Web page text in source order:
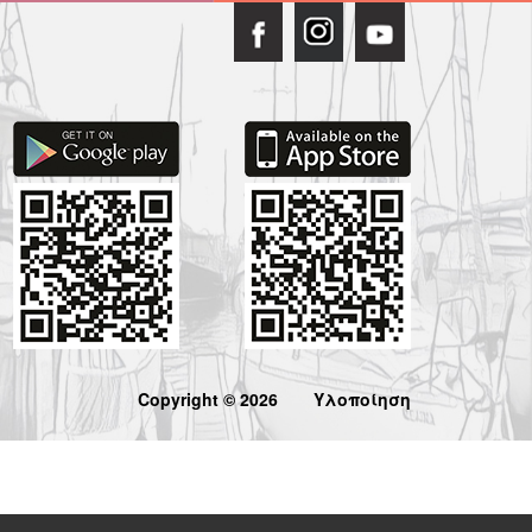
Copyright © 2026 Υλοποίηση